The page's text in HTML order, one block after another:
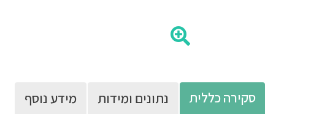
סקירה כללית נתונים ומידות מידע נוסף